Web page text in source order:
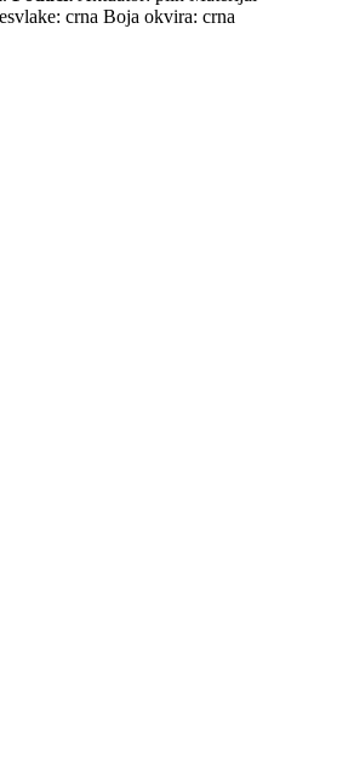
crna Boja okvira: crna